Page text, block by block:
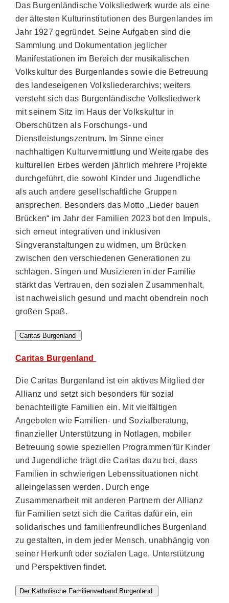
Das Burgenländische Volksliedwerk wurde als eine
der ältesten Kulturinstitutionen des Burgenlandes im
Jahr 1927 gegründet. Seine Aufgaben sind die
Sammlung und Dokumentation jeglicher
Manifestationen im Bereich der musikalischen
Volkskultur des Burgenlandes sowie die Betreuung
des landeseigenen Volksliederarchivs; weiters
versteht sich das Burgenländische Volksliedwerk
mit seinem Sitz im Haus der Volkskultur in
Oberschützen als Forschungs- und
Dienstleistungszentrum. Im Sinne einer
nachhaltigen Kulturvermittlung und Weitergabe des
kulturellen Erbes werden jährlich mehrere Projekte
durchgeführt, die sowohl Kinder und Jugendliche
als auch andere gesellschaftliche Gruppen
ansprechen. Besonders das Motto „Lieder bauen
Brücken“ im Jahr der Familien 2023 bot den Impuls,
sich erneut integrativen und inklusiven
Singveranstaltungen zu widmen, um Brücken
zwischen den verschiedenen Generationen zu
schlagen. Singen und Musizieren in der Familie
stärkt das Vertrauen, den sozialen Zusammenhalt,
ist nachweislich gesund und macht obendrein noch
großen Spaß.
Caritas Burgenland
Caritas Burgenland
Die Caritas Burgenland ist ein aktives Mitglied der
Allianz und setzt sich besonders für sozial
benachteiligte Familien ein. Mit vielfältigen
Angeboten wie Familien- und Sozialberatung,
finanzieller Unterstützung in Notlagen, mobiler
Betreuung sowie speziellen Programmen für Kinder
und Jugendliche trägt die Caritas dazu bei, dass
Familien in schwierigen Lebenssituationen nicht
alleingelassen werden. Durch enge
Zusammenarbeit mit anderen Partnern der Allianz
für Familien setzt sich die Caritas dafür ein, ein
solidarisches und familienfreundliches Burgenland
zu gestalten, in dem jeder Mensch, unabhängig von
seiner Herkunft oder sozialen Lage, Unterstützung
und Perspektiven findet.
Der Katholische Familienverband Burgenland